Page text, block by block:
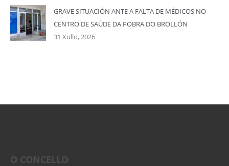
GRAVE SITUACIÓN ANTE A FALTA DE MÉDICOS NO
CENTRO DE SAÚDE DA POBRA DO BROLLÓN
31 Xullo, 2026
O CONCELLO